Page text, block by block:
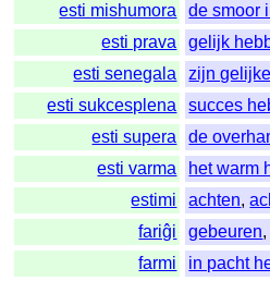
esti mishumora
de smoor
esti prava
gelijk
esti senegala
zijn
esti sukcesplena
succes
esti supera
de
esti varma
het warm
estimi
achten,
fariĝi
gebeuren
farmi
in pacht